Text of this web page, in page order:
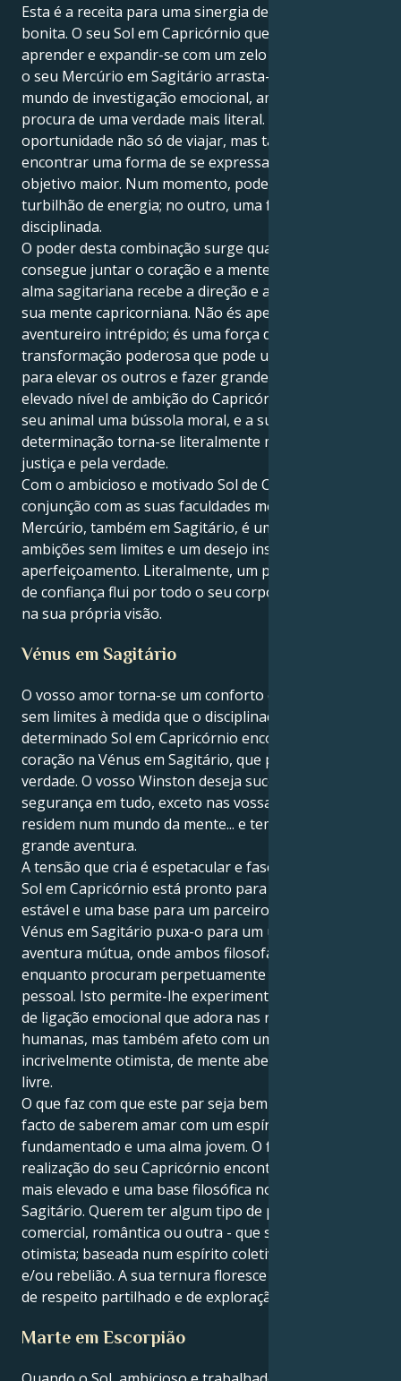
Esta é a receita para uma sinergia de trabalho muito
bonita. O seu Sol em Capricórnio quer viajar,
aprender e expandir-se com um zelo destemido. Mas
o seu Mercúrio em Sagitário arrasta-o para um
mundo de investigação emocional, ambição e
procura de uma verdade mais literal. Isto dá-lhe a
oportunidade não só de viajar, mas também de
encontrar uma forma de se expressar com um
objetivo maior. Num momento, pode ser um
turbilhão de energia; no outro, uma força firme e
disciplinada.
O poder desta combinação surge quando se
consegue juntar o coração e a mente num só. A sua
alma sagitariana recebe a direção e a sabedoria da
sua mente capricorniana. Não és apenas um
aventureiro intrépido; és uma força de
transformação poderosa que pode usar a tua voz
para elevar os outros e fazer grandes mudanças. O
elevado nível de ambição do Capricórnio infunde no
seu animal uma bússola moral, e a sua paciente
determinação torna-se literalmente motivada pela
justiça e pela verdade.
Com o ambicioso e motivado Sol de Capricórnio em
conjunção com as suas faculdades mentais em
Mercúrio, também em Sagitário, é uma pessoa com
ambições sem limites e um desejo insaciável de auto-
aperfeiçoamento. Literalmente, um poço profundo
de confiança flui por todo o seu corpo e é tão sólido
na sua própria visão.
Vénus em Sagitário
O vosso amor torna-se um conforto e uma aventura
sem limites à medida que o disciplinado e
determinado Sol em Capricórnio encontra o seu
coração na Vénus em Sagitário, que procura a
verdade. O vosso Winston deseja sucesso e
segurança em tudo, exceto nas vossas relações que
residem num mundo da mente... e tem sede de uma
grande aventura.
A tensão que cria é espetacular e fascinante. O teu
Sol em Capricórnio está pronto para criar uma vida
estável e uma base para um parceiro. Mas a sua
Vénus em Sagitário puxa-o para um universo de
aventura mútua, onde ambos filosofam e exploram
enquanto procuram perpetuamente a liberdade
pessoal. Isto permite-lhe experimentar não só o tipo
de ligação emocional que adora nas relações
humanas, mas também afeto com uma pessoa
incrivelmente otimista, de mente aberta e espírito
livre.
O que faz com que este par seja bem sucedido é o
facto de saberem amar com um espírito
fundamentado e uma alma jovem. O forte desejo de
realização do seu Capricórnio encontra um objetivo
mais elevado e uma base filosófica no seu coração de
Sagitário. Querem ter algum tipo de parceria -
comercial, romântica ou outra - que seja expansiva e
otimista; baseada num espírito coletivo de admiração
e/ou rebelião. A sua ternura floresce num ambiente
de respeito partilhado e de exploração sem fim.
Marte em Escorpião